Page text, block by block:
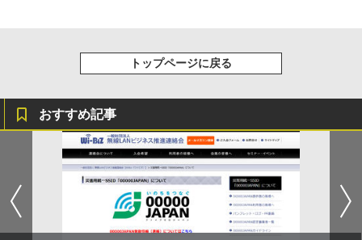
トップページに戻る
おすすめ記事